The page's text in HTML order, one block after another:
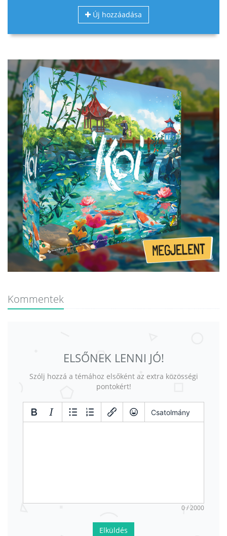
Új hozzáadása
Kommentek
ELSŐNEK LENNI JÓ!
Szólj hozzá a témához elsőként az extra közösségi
pontokért!
Csatolmány
0 / 2000
Elküldés